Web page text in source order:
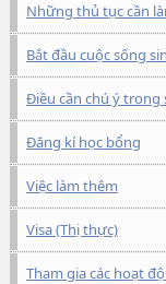
Những thủ tục cần
Bắt đầu cuộc sống
Điều cần chú ý trong
Đăng kí học bổng
Việc làm thêm
Visa (Thị thực)
Tham gia các hoạt